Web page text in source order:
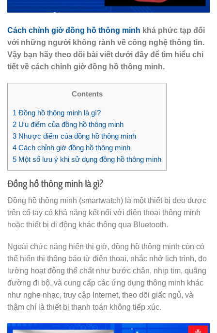
Cách chỉnh giờ đồng hồ thông minh khá phức tạp đối
với những người không rành về công nghệ thông tin.
Vậy bạn hãy theo dõi bài viết dưới đây để tìm hiểu chi
tiết về cách chỉnh giờ đồng hồ thông minh.
Contents
1 Đồng hồ thông minh là gì?
2 Ưu điểm của đồng hồ thông minh
3 Nhược điểm của đồng hồ thông minh
4 Cách chỉnh giờ đồng hồ thông minh
5 Một số lưu ý khi sử dụng đồng hồ thông minh
Đồng hồ thông minh là gì?
Đồng hồ thông minh (smartwatch) là một thiết bị đeo được
trên cổ tay có khả năng kết nối với điện thoại thông minh
hoặc thiết bị di động khác thông qua Bluetooth.
Ngoài chức năng hiển thị giờ, đồng hồ thông minh còn có
thể hiển thị thông báo từ điện thoại, nhắc nhở lịch trình, đo
lường hoạt động thể chất như bước chân, nhịp tim, quãng
đường đi bộ, và cung cấp các ứng dụng thông minh khác
như nghe nhạc, truy cập Internet, theo dõi giấc ngủ, và
thậm chí là thiết bị thanh toán không tiếp xúc.